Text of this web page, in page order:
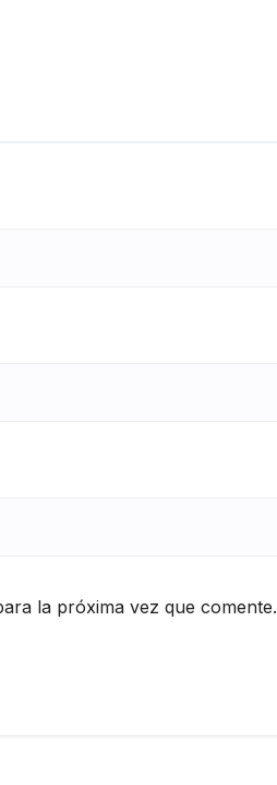
la próxima vez que comente.